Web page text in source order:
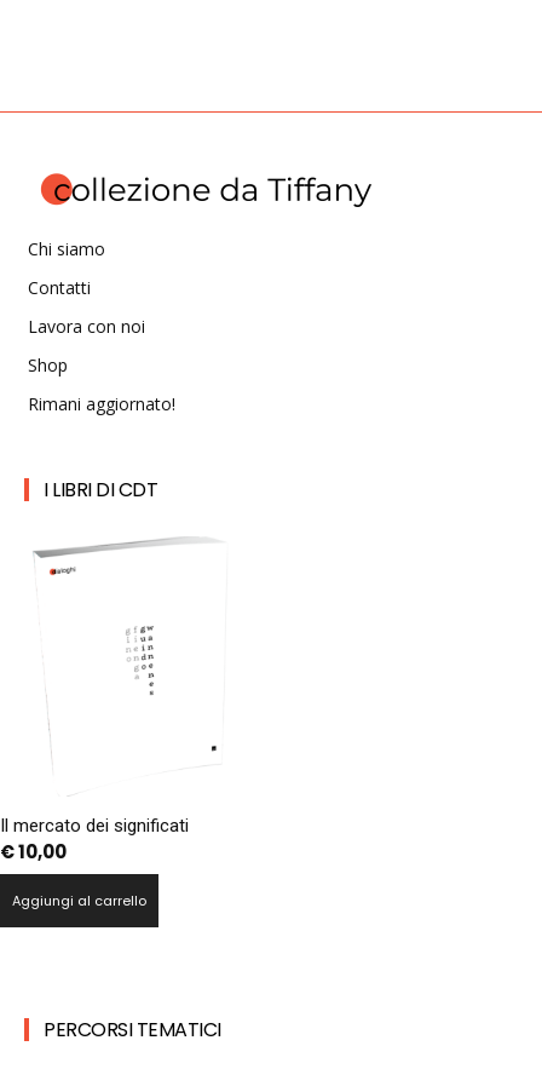
Chi siamo
Contatti
Lavora con noi
Shop
Rimani aggiornato!
I LIBRI DI CDT
Il mercato dei significati
€10,00
Aggiungi al carrello
PERCORSI TEMATICI